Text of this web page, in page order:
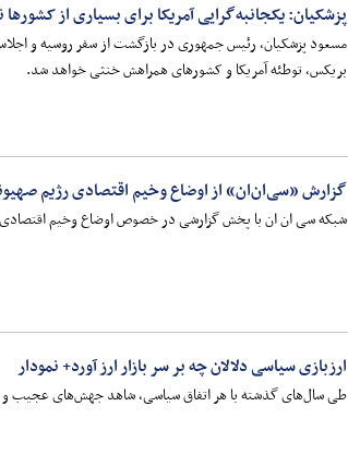
پزشکیان: یکجانبه‌گرایی آمریکا برای بسیاری از کشورها
مسعود پزشکیان، رئیس جمهوری در بازگشت از سفر روسیه و
بریکس، توطئه آمریکا و کشورهای همراهش خنثی خواهد شد.
گزارش «سی‌ان‌ان» از اوضاع وخیم اقتصادی رژیم
شبکه سی ان ان با پخش گزارشی در خصوص اوضاع وخیم اقتصادی
ارزبازی سیاسی دلالان چه بر سر بازار ارز آورد+ نمودار
طی سال‌های گذشته با هر اتفاق سیاسی، شاهد جهش‌های عجیب و غریب نرخ ارز بودیم اما با